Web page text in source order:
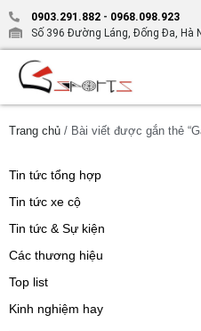
0903.291.882 - 0968.098.923
Số 396 Đường Láng, Đống Đa, Hà
Trang chủ / Bài viết được gắn thẻ
Tin tức tổng hợp
Tin tức xe cộ
Tin tức & Sự kiện
Các thương hiệu
Top list
Kinh nghiệm hay